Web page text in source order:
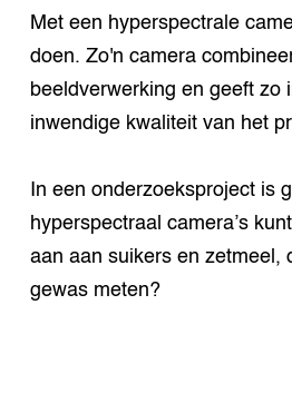
Met een hyperspectrale
doen. Zo'n camera
beeldverwerking en geeft zo
inwendige kwaliteit van het
In een onderzoeksproject is
hyperspectraal camera’s
aan aan suikers en zetmeel,
gewas meten?